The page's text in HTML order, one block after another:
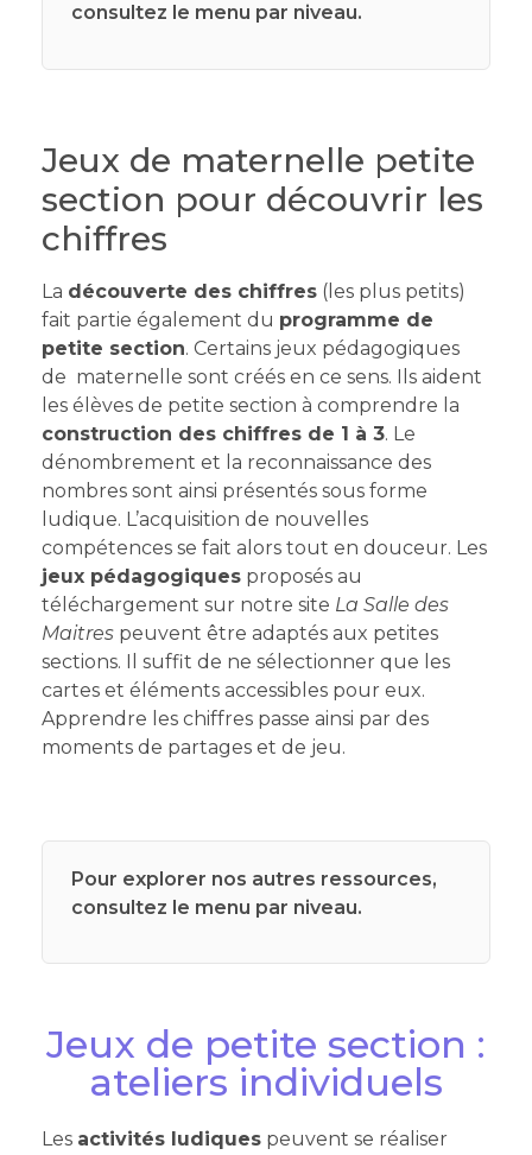
consultez le menu par niveau.
Jeux de maternelle petite
section pour découvrir les
chiffres
La découverte des chiffres (les plus petits)
fait partie également du programme de
petite section. Certains jeux pédagogiques
de maternelle sont créés en ce sens. Ils aident
les élèves de petite section à comprendre la
construction des chiffres de 1 à 3. Le
dénombrement et la reconnaissance des
nombres sont ainsi présentés sous forme
ludique. L’acquisition de nouvelles
compétences se fait alors tout en douceur. Les
jeux pédagogiques proposés au
téléchargement sur notre site La Salle des
Maitres peuvent être adaptés aux petites
sections. Il suffit de ne sélectionner que les
cartes et éléments accessibles pour eux.
Apprendre les chiffres passe ainsi par des
moments de partages et de jeu.
Pour explorer nos autres ressources,
consultez le menu par niveau.
Jeux de petite section :
ateliers individuels
Les activités ludiques peuvent se réaliser